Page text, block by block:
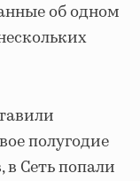
об одном
полугодие
Сеть попали